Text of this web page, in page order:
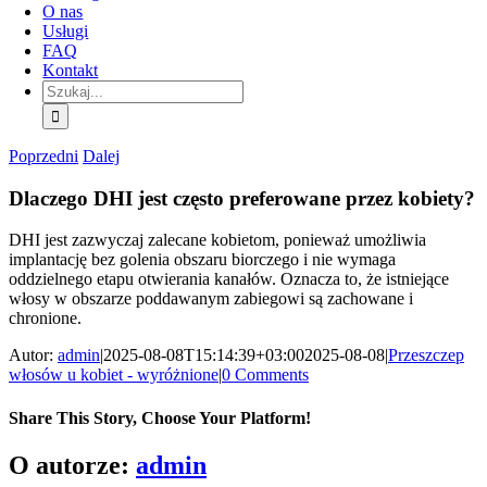
O nas
Usługi
FAQ
Kontakt
Szukaj:
Poprzedni Dalej
Dlaczego DHI jest często preferowane przez kobiety?
DHI jest zazwyczaj zalecane kobietom, ponieważ umożliwia
implantację bez golenia obszaru biorczego i nie wymaga
oddzielnego etapu otwierania kanałów. Oznacza to, że istniejące
włosy w obszarze poddawanym zabiegowi są zachowane i
chronione.
Autor: admin|2025-08-08T15:14:39+03:002025-08-08|Przeszczep
włosów u kobiet - wyróżnione|0 Comments
Share This Story, Choose Your Platform!
Facebook
X
Bluesky
Reddit
LinkedIn
WhatsApp
Telegram
Tumblr
Pinterest
Xing
E-
mail
O autorze: admin